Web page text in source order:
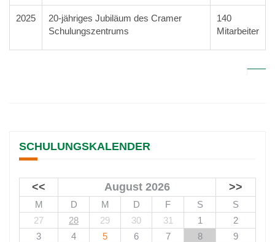
2025
20-jähriges Jubiläum des Cramer
Schulungszentrums
140
Mitarbeiter
SCHULUNGSKALENDER
<< August 2026 >>
M D M D F S
S
27
28 29 30 31 1
2
3
4 5 6 7 8
9